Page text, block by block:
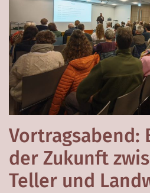
Vortragsabend:
der Zukunft
Teller und